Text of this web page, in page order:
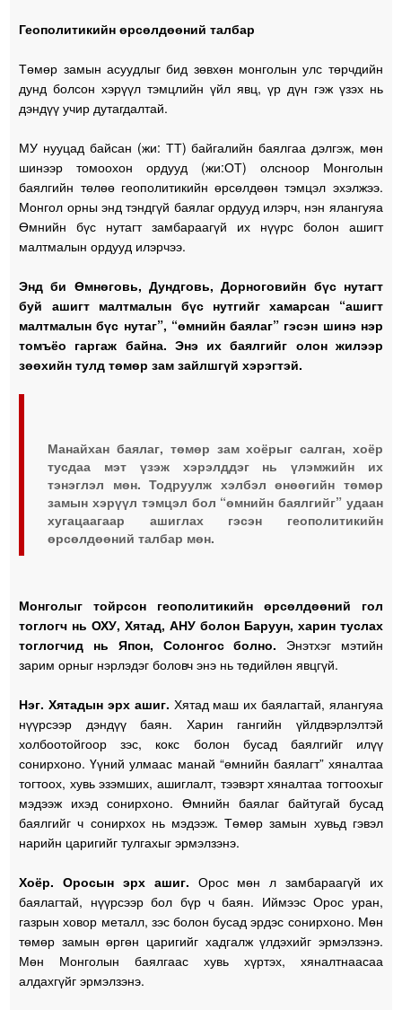
Геополитикийн өрсөлдөөний талбар
Төмөр замын асуудлыг бид зөвхөн монголын улс төрчдийн
дунд болсон хэрүүл тэмцлийн үйл явц, үр дүн гэж үзэх нь
дэндүү учир дутагдалтай.
МУ нууцад байсан (жи: ТТ) байгалийн баялгаа дэлгэж, мөн
шинээр томоохон ордууд (жи:ОТ) олсноор Монголын
баялгийн төлөө геополитикийн өрсөлдөөн тэмцэл эхэлжээ.
Монгол орны энд тэндгүй баялаг ордууд илэрч, нэн ялангуяа
Өмнийн бүс нутагт замбараагүй их нүүрс болон ашигт
малтмалын ордууд илэрчээ.
Энд би Өмнөговь, Дундговь, Дорноговийн бүс нутагт
буй ашигт малтмалын бүс нутгийг хамарсан “ашигт
малтмалын бүс нутаг”, “өмнийн баялаг” гэсэн шинэ нэр
томъёо гаргаж байна. Энэ их баялгийг олон жилээр
зөөхийн тулд төмөр зам зайлшгүй хэрэгтэй.
Манайхан баялаг, төмөр зам хоёрыг салган, хоёр
тусдаа мэт үзэж хэрэлддэг нь үлэмжийн их
тэнэглэл мөн. Тодруулж хэлбэл өнөөгийн төмөр
замын хэрүүл тэмцэл бол “өмнийн баялгийг” удаан
хугацаагаар ашиглах гэсэн геополитикийн
өрсөлдөөний талбар мөн.
Монголыг тойрсон геополитикийн өрсөлдөөний гол
тоглогч нь ОХУ, Хятад, АНУ болон Баруун, харин туслах
тоглогчид нь Япон, Солонгос болно. Энэтхэг мэтийн
зарим орныг нэрлэдэг боловч энэ нь төдийлөн явцгүй.
Нэг. Хятадын эрх ашиг. Хятад маш их баялагтай, ялангуяа
нүүрсээр дэндүү баян. Харин гангийн үйлдвэрлэлтэй
холбоотойгоор зэс, кокс болон бусад баялгийг илүү
сонирхоно. Үүний улмаас манай “өмнийн баялагт” хяналтаа
тогтоох, хувь эзэмших, ашиглалт, тээвэрт хяналтаа тогтоохыг
мэдээж ихэд сонирхоно. Өмнийн баялаг байтугай бусад
баялгийг ч сонирхох нь мэдээж. Төмөр замын хувьд гэвэл
нарийн царигийг тулгахыг эрмэлзэнэ.
Хоёр. Оросын эрх ашиг. Орос мөн л замбараагүй их
баялагтай, нүүрсээр бол бүр ч баян. Иймээс Орос уран,
газрын ховор металл, зэс болон бусад эрдэс сонирхоно. Мөн
төмөр замын өргөн царигийг хадгалж үлдэхийг эрмэлзэнэ.
Мөн Монголын баялгаас хувь хүртэх, хяналтнаасаа
алдахгүйг эрмэлзэнэ.